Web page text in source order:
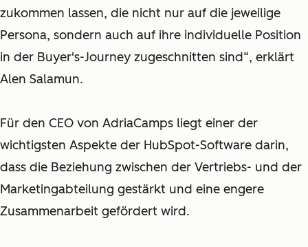
zukommen lassen, die nicht nur auf die jeweilige
Persona, sondern auch auf ihre individuelle Position
in der Buyer's-Journey zugeschnitten sind“, erklärt
Alen Salamun.
Für den CEO von AdriaCamps liegt einer der
wichtigsten Aspekte der HubSpot-Software darin,
dass die Beziehung zwischen der Vertriebs- und der
Marketingabteilung gestärkt und eine engere
Zusammenarbeit gefördert wird.